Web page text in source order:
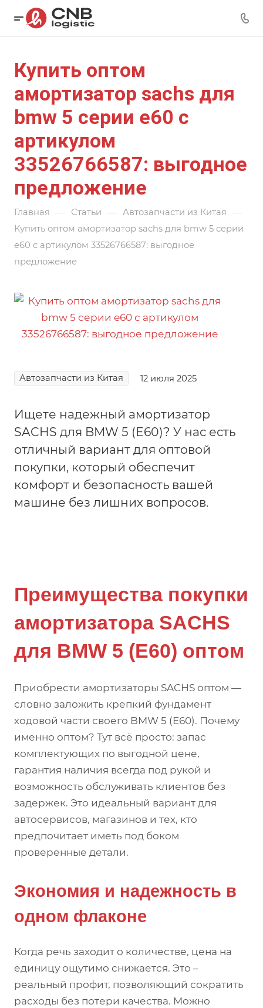
Купить оптом
амортизатор sachs для
bmw 5 серии e60 с
артикулом
33526766587: выгодное
предложение
Главная — Статьи — Автозапчасти из Китая —
Купить оптом амортизатор sachs для bmw 5 серии
e60 с артикулом 33526766587: выгодное
предложение
Автозапчасти из Китая 12 июля 2025
Ищете надежный амортизатор
SACHS для BMW 5 (E60)? У нас есть
отличный вариант для оптовой
покупки, который обеспечит
комфорт и безопасность вашей
машине без лишних вопросов.
Преимущества покупки
амортизатора SACHS
для BMW 5 (E60) оптом
Приобрести амортизаторы SACHS оптом —
словно заложить крепкий фундамент
ходовой части своего BMW 5 (E60). Почему
именно оптом? Тут всё просто: запас
комплектующих по выгодной цене,
гарантия наличия всегда под рукой и
возможность обслуживать клиентов без
задержек. Это идеальный вариант для
автосервисов, магазинов и тех, кто
предпочитает иметь под боком
проверенные детали.
Экономия и надежность в
одном флаконе
Когда речь заходит о количестве, цена на
единицу ощутимо снижается. Это –
реальный профит, позволяющий сократить
расходы без потери качества. Можно